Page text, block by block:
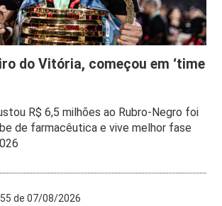
do Vitória, começou em ‘time
R$ 6,5 milhões ao Rubro-Negro foi
de farmacêutica e vive melhor fase
de 07/08/2026